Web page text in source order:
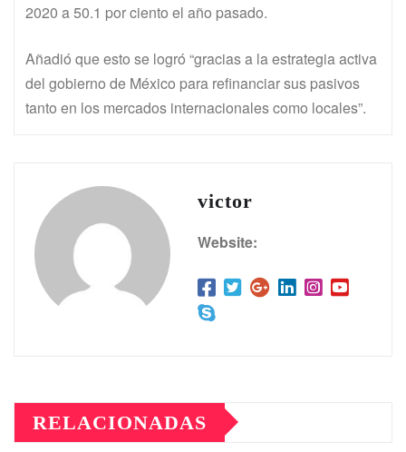
2020 a 50.1 por ciento el año pasado.
Añadió que esto se logró “gracias a la estrategia activa
del gobierno de México para refinanciar sus pasivos
tanto en los mercados internacionales como locales”.
victor
Website:
RELACIONADAS